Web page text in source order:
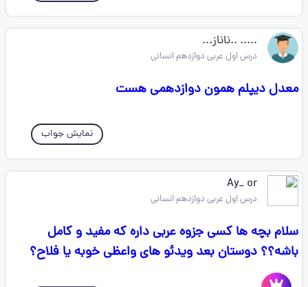
..... ..ناناز...
درس اول عربی دوازدهم انسانی
معدل دیپلم همون دوازدهمی هست
نمایش جواب
Ay_ or
درس اول عربی دوازدهم انسانی
سلام بچه ها کسی جزوه عربی داره که مفید و کامل
باشه؟؟ دوستان بعد ویدئو های واعظی خوبه یا فلاح؟